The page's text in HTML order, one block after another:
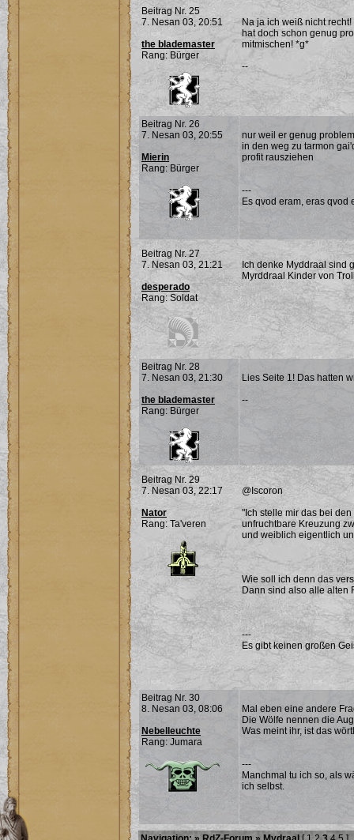
Beitrag Nr. 25
7. Nesan 03, 20:51
the blademaster
Rang: Bürger
Na ja ich weiß nicht
hat doch schon genug
mitmischen! *g*
--
Beitrag Nr. 26
7. Nesan 03, 20:55
Mierin
Rang: Bürger
nur weil er genug
in den weg zu tarmon
profit rausziehen
---
Es qvod eram, eras qvod
Beitrag Nr. 27
7. Nesan 03, 21:21
desperado
Rang: Soldat
Ich denke Myddraal sind
Myrddraal Kinder von
Beitrag Nr. 28
7. Nesan 03, 21:30
the blademaster
Rang: Bürger
Lies Seite 1! Das hatten
--
Beitrag Nr. 29
7. Nesan 03, 22:17
Nator
Rang: Ta'veren
@Iscoron
"Ich stelle mir das bei
unfruchtbare Kreuzung
und weiblich eigentlich
Wie soll ich denn das
Dann sind also alle alten
---
Es gibt keinen großen
Beitrag Nr. 30
8. Nesan 03, 08:06
Nebelleuchte
Rang: Jumara
Mal eben eine andere
Die Wölfe nennen die
Was meint ihr, ist das
---
Manchmal tu ich so, als
ich selbst.